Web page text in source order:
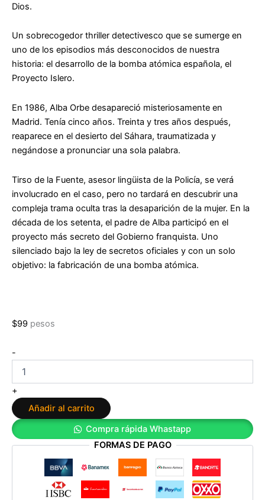
Dios.
Un sobrecogedor thriller detectivesco que se sumerge en
uno de los episodios más desconocidos de nuestra
historia: el desarrollo de la bomba atómica española, el
Proyecto Islero.
En 1986, Alba Orbe desapareció misteriosamente en
Madrid. Tenía cinco años. Treinta y tres años después,
reaparece en el desierto del Sáhara, traumatizada y
negándose a pronunciar una sola palabra.
Tirso de la Fuente, asesor lingüista de la Policía, se verá
involucrado en el caso, pero no tardará en descubrir una
compleja trama oculta tras la desaparición de la mujer. En la
década de los setenta, el padre de Alba participó en el
proyecto más secreto del Gobierno franquista. Uno
silenciado bajo la ley de secretos oficiales y con un solo
objetivo: la fabricación de una bomba atómica.
$99 pesos
-
de
secretos
de
José
Antonio
Pérez
cantidad
+
Añadir al carrito
Compra rápida Whastapp
FORMAS DE PAGO